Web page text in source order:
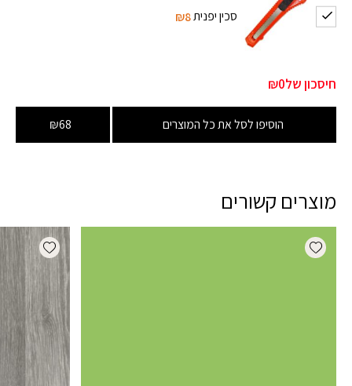
סכין יפנית₪8
חיסכון של₪0
הוסיפו לסל את כל המוצרים ₪68
מוצרים קשורים
Add wishlist
wishlist